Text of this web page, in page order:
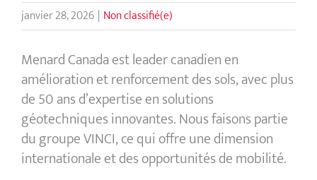
janvier 28, 2026 | Non classifié(e)
Menard Canada est leader canadien en
amélioration et renforcement des sols, avec plus
de 50 ans d’expertise en solutions
géotechniques innovantes. Nous faisons partie
du groupe VINCI, ce qui offre une dimension
internationale et des opportunités de mobilité.